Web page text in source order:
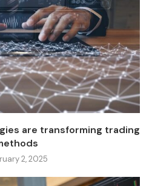
are transforming trading
2, 2025